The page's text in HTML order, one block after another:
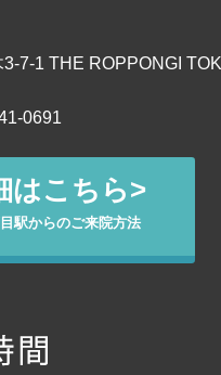
7-1 THE ROPPONGI
はこちら>
駅からのご来院方法